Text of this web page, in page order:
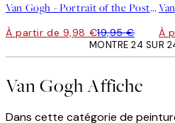
Van Gogh - Portrait of the Postman Joseph Roulin Affiche
À partir de 9,98 €19,95 € À
MONTRE 24 SUR
Van Gogh Affiche
Dans cette catégorie de